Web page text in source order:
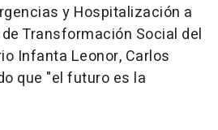
y Hospitalización a
Transformación Social del
Infanta Leonor, Carlos
que "el futuro es la